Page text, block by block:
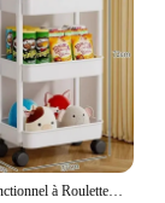
Chariot Multifonctionnel à Roulettes T1, Rangement Mobile, Rangement Multicouche, Accessoires pour la Maison, Chambre à Coucher, Ménage, Cuisine